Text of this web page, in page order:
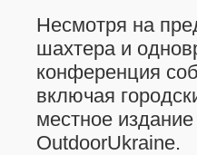
Несмотря на
шахтера и
конференция
включая
местное
OutdoorUkraine.